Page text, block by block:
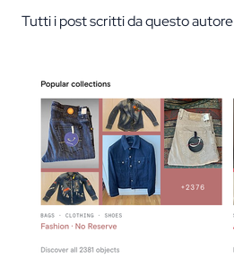
Tutti i post scritti da questo autore